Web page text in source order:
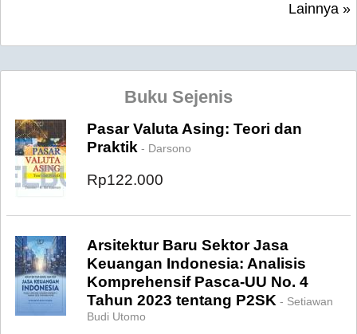
Lainnya »
Buku Sejenis
Pasar Valuta Asing: Teori dan
Praktik - Darsono
Rp122.000
Arsitektur Baru Sektor Jasa
Keuangan Indonesia: Analisis
Komprehensif Pasca-UU No. 4
Tahun 2023 tentang P2SK - Setiawan
Budi Utomo